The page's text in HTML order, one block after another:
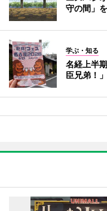
守の間」
学ぶ・知る
名経上半
臣兄弟！